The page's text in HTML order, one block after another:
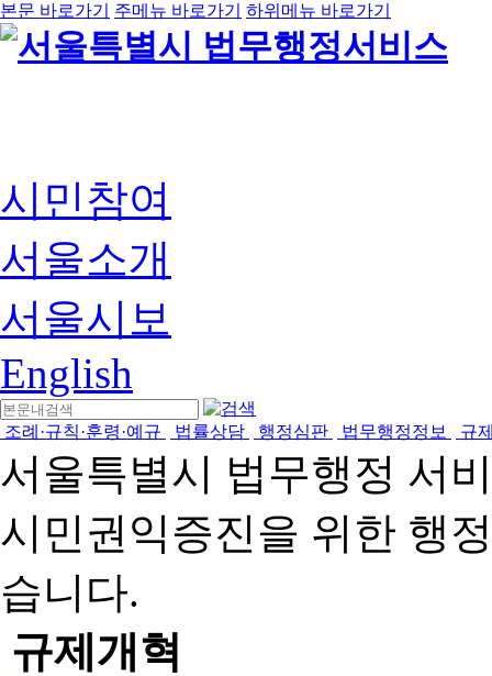
본문 바로가기 주메뉴 바로가기 하위메뉴 바로가기
시민참여
서울소개
서울시보
English
조례·규칙·훈령·예규 법률상담 행정심판 법무행정정보 규
서울특별시 법무행정 서
시민권익증진을 위한 행
습니다.
규제개혁